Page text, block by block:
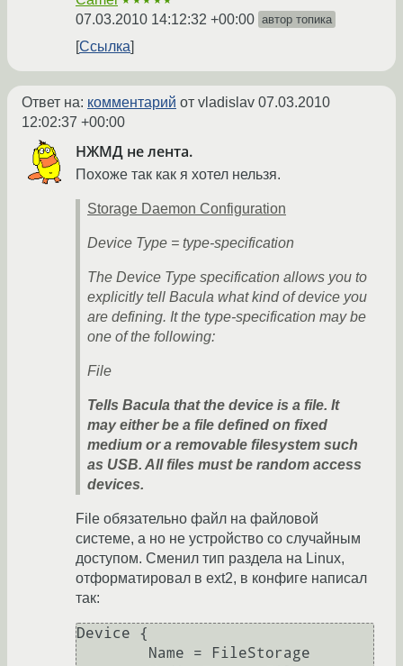
07.03.2010 14:12:32 +00:00 автор топика
Ссылка
Ответ на: комментарий от vladislav 07.03.2010
12:02:37 +00:00
НЖМД не лента.
Похоже так как я хотел нельзя.
Storage Daemon Configuration
Device Type = type-specification
The Device Type specification allows you to
explicitly tell Bacula what kind of device you
are defining. It the type-specification may be
one of the following:
File
Tells Bacula that the device is a file. It
may either be a file defined on fixed
medium or a removable filesystem such
as USB. All files must be random access
devices.
File обязательно файл на файловой
системе, а но не устройство со случайным
доступом. Сменил тип раздела на Linux,
отформатировал в ext2, в конфиге написал
так:
Device {